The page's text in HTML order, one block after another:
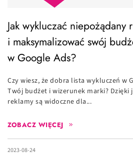
Jak wykluczać niepożądany
i maksymalizować swój
w Google Ads?
Czy wiesz, że dobra lista wykluczeń w
Twój budżet i wizerunek marki? Dzięki
reklamy są widoczne dla...
ZOBACZ WIĘCEJ
2023-08-24